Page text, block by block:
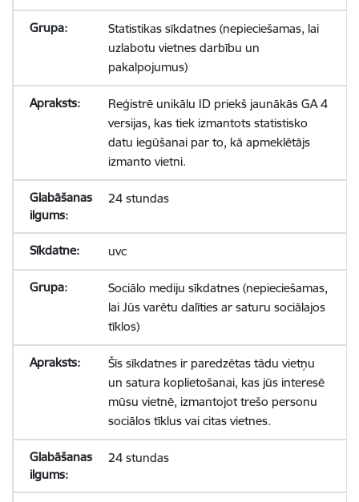
Statistikas sīkdatnes (nepieciešamas, lai
uzlabotu vietnes darbību un
pakalpojumus)
Reģistrē unikālu ID priekš jaunākās GA 4
versijas, kas tiek izmantots statistisko
datu iegūšanai par to, kā apmeklētājs
izmanto vietni.
24 stundas
uvc
Sociālo mediju sīkdatnes (nepieciešamas,
lai Jūs varētu dalīties ar saturu sociālajos
tīklos)
Šīs sīkdatnes ir paredzētas tādu vietņu
un satura koplietošanai, kas jūs interesē
mūsu vietnē, izmantojot trešo personu
sociālos tīklus vai citas vietnes.
24 stundas